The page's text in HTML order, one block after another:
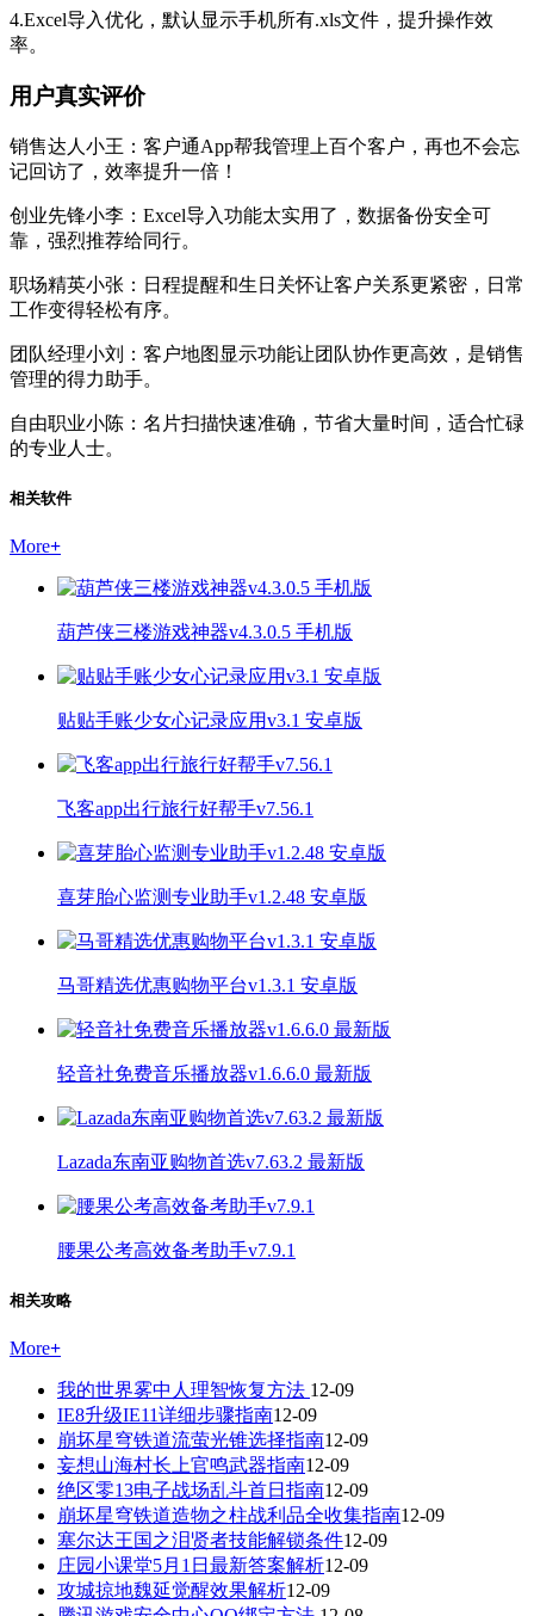
4.Excel导入优化，默认显示手机所有.xls文件，提升操作效
率。
用户真实评价
销售达人小王：客户通App帮我管理上百个客户，再也不会忘
记回访了，效率提升一倍！
创业先锋小李：Excel导入功能太实用了，数据备份安全可
靠，强烈推荐给同行。
职场精英小张：日程提醒和生日关怀让客户关系更紧密，日常
工作变得轻松有序。
团队经理小刘：客户地图显示功能让团队协作更高效，是销售
管理的得力助手。
自由职业小陈：名片扫描快速准确，节省大量时间，适合忙碌
的专业人士。
相关软件
More+
葫芦侠三楼游戏神器v4.3.0.5 手机版
贴贴手账少女心记录应用v3.1 安卓版
飞客app出行旅行好帮手v7.56.1
喜芽胎心监测专业助手v1.2.48 安卓版
马哥精选优惠购物平台v1.3.1 安卓版
轻音社免费音乐播放器v1.6.6.0 最新版
Lazada东南亚购物首选v7.63.2 最新版
腰果公考高效备考助手v7.9.1
相关攻略
More+
我的世界雾中人理智恢复方法 12-09
IE8升级IE11详细步骤指南12-09
崩坏星穹铁道流萤光锥选择指南12-09
妄想山海村长上官鸣武器指南12-09
绝区零13电子战场乱斗首日指南12-09
崩坏星穹铁道造物之柱战利品全收集指南12-09
塞尔达王国之泪贤者技能解锁条件12-09
庄园小课堂5月1日最新答案解析12-09
攻城掠地魏延觉醒效果解析12-09